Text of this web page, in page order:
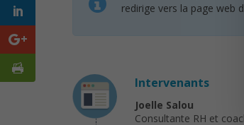
redirige vers la page web
Intervenants
Joelle Salou
Consultante RH et